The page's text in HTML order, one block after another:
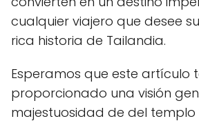
cualquier viajero que desee
rica historia de Tailandia.
Esperamos que este artículo
proporcionado una visión
majestuosidad de del templo